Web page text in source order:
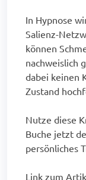
In Hypnose
Salienz-
können
nachweislich
dabei keinen
Zustand
Nutze diese
Buche jetzt
persönliches
Link zum